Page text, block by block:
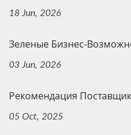
18 Jun, 2026
Зеленые Бизнес-
03 Jun, 2026
Рекомендация
05 Oct, 2025